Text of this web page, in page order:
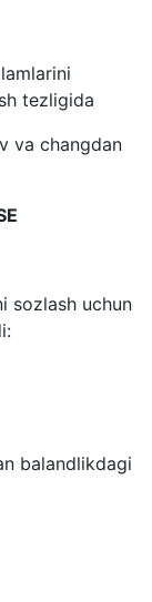
tezligida
va changdan
sozlash uchun
balandlikdagi